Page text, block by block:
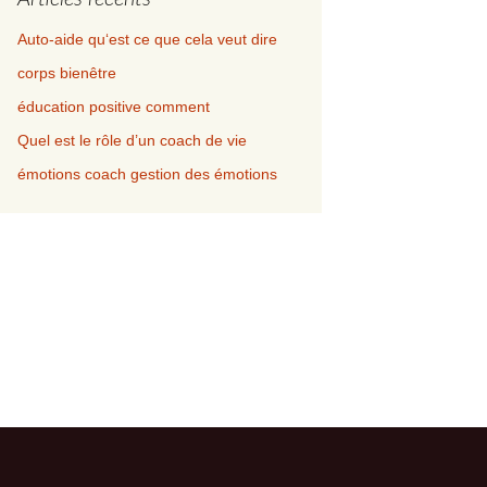
Auto-aide qu‘est ce que cela veut dire
corps bienêtre
éducation positive comment
Quel est le rôle d’un coach de vie
émotions coach gestion des émotions